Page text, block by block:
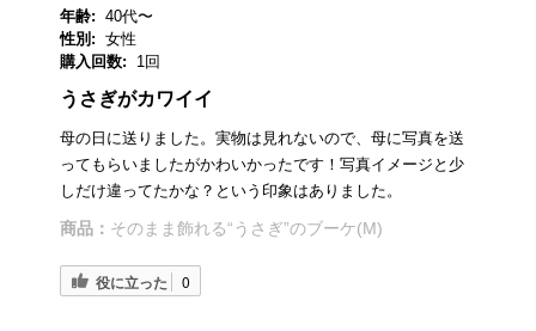
年齢: 40代〜
性別: 女性
購入回数:
1回
うさぎがカワイイ
母の日に送りました。実物は見れないので、母に写真を送
ってもらいましたがかわいかったです！写真イメージと少
しだけ違ってたかな？という印象はありました。
商品： そのまま飾れる“うさぎ”のブーケ(M)
役に立った 0